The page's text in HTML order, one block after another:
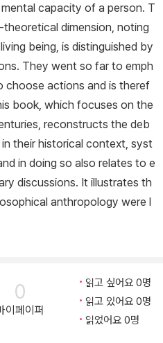
capacity of a person. T
dimension, noting
being, is distinguished by
They went so far to emph
choose actions and is theref
book, which focuses on the
reconstructs the deb
their historical context, syst
in doing so also relates to e
discussions. It illustrates th
anthropology were l
0
이페이퍼
읽고 싶어요 0명
읽고 있어요 0명
읽었어요 0명